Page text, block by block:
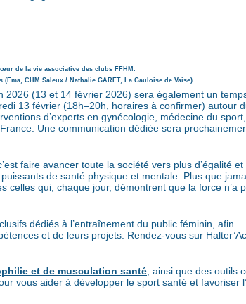
de la vie associative des clubs FFHM.
CHM Saleux / Nathalie GARET, La Gauloise de Vaise)
2026 (13 et 14 février 2026) sera également un
13 février (18h–20h, horaires à confirmer) autour
d’experts en gynécologie, médecine du sport,
Une communication dédiée sera
faire avancer toute la société vers plus d’égalité et
de santé physique et mentale. Plus que
qui, chaque jour, démontrent que la force n’a
dédiés à l’entraînement du public féminin, afin
et de leurs projets. Rendez-vous sur
et de musculation santé, ainsi que des outils
vous aider à développer le sport santé et favoriser